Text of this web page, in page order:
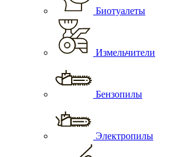
Биотуалеты
Измельчители
Бензопилы
Электропилы